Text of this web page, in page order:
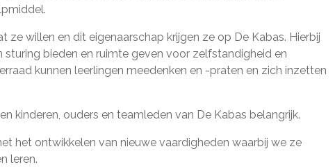
ze willen en dit eigenaarschap krijgen ze op De Kabas. Hierbij
sturing bieden en ruimte geven voor zelfstandigheid en
kunnen leerlingen meedenken en -praten en zich inzetten
kinderen, ouders en teamleden van De Kabas belangrijk.
het ontwikkelen van nieuwe vaardigheden waarbij we ze
leren.